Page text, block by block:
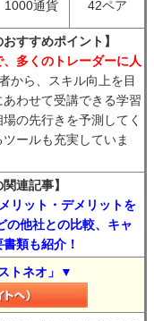
1000通貨 42ペア
すすめポイント】
多くのトレーダーに人
から、スキル向上を目
わせて受講できる学習
の先行きを予測してく
ールも充実していま
連記事】
リット・デメリットを
の他社との比較、キャ
類も紹介！
トネオ」▼